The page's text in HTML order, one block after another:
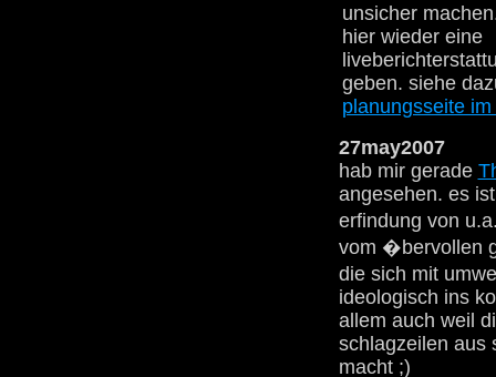
unsicher
hier wieder eine
geben. siehe
planungsseite im
27may2007
hab mir gerade
angesehen. es
erfindung von
vom �bervollen
die sich mit
ideologisch ins
allem auch weil
schlagzeilen aus
macht ;)